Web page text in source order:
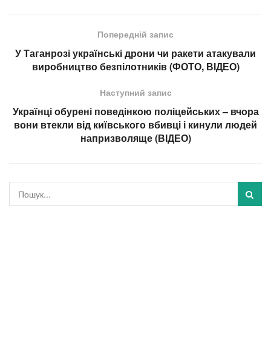
Попередній запис
У Таганрозі українські дрони чи ракети атакували
виробництво безпілотників (ФОТО, ВІДЕО)
Наступний запис
Українці обурені поведінкою поліцейських – вчора
вони втекли від київського вбивці і кинули людей
напризволяще (ВІДЕО)